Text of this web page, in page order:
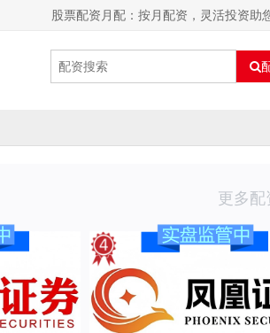
股票配资月配：按月配资，灵活投资助
更多配